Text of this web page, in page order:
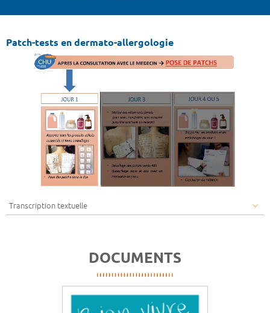
Patch-tests en dermato-allergologie
Transcription textuelle
DOCUMENTS